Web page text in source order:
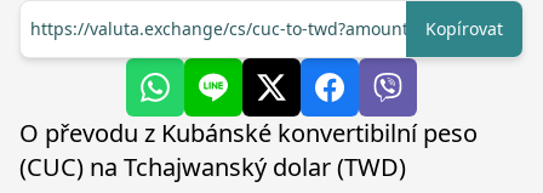
https://valuta.exchange/cs/cuc-to-twd?amount=1Kopírovat
O převodu z Kubánské konvertibilní peso
(CUC) na Tchajwanský dolar (TWD)